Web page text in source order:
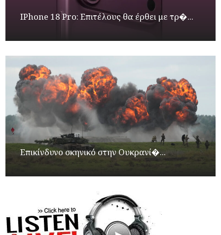
IPhone 18 Pro: Επιτέλους θα έρθει με τρ�...
Επικίνδυνο σκηνικό στην Ουκρανί�...